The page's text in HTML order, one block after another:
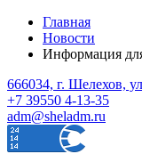
Главная
Новости
Информация
666034, г. Шелехов,
+7 39550 4-13-35
adm@sheladm.ru